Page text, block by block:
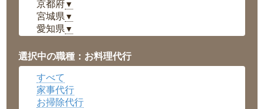
京都府▼
宮城県 ▼
愛知県 ▼
岡山県▼
広島県▼
沖縄県
選択中の職種：お料理代行
すべて
家事代行
お掃除代行